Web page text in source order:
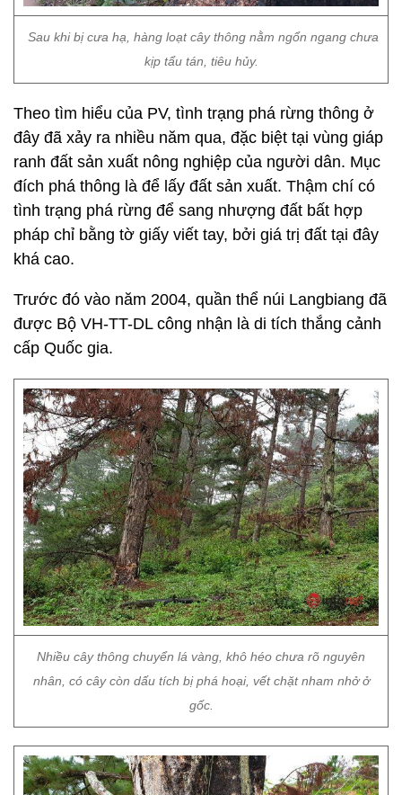
Sau khi bị cưa hạ, hàng loạt cây thông nằm ngổn ngang chưa
kịp tẩu tán, tiêu hủy.
Theo tìm hiểu của PV, tình trạng phá rừng thông ở
đây đã xảy ra nhiều năm qua, đặc biệt tại vùng giáp
ranh đất sản xuất nông nghiệp của người dân. Mục
đích phá thông là để lấy đất sản xuất. Thậm chí có
tình trạng phá rừng để sang nhượng đất bất hợp
pháp chỉ bằng tờ giấy viết tay, bởi giá trị đất tại đây
khá cao.
Trước đó vào năm 2004, quần thể núi Langbiang đã
được Bộ VH-TT-DL công nhận là di tích thắng cảnh
cấp Quốc gia.
Nhiều cây thông chuyển lá vàng, khô héo chưa rõ nguyên
nhân, có cây còn dấu tích bị phá hoại, vết chặt nham nhở ở
gốc.